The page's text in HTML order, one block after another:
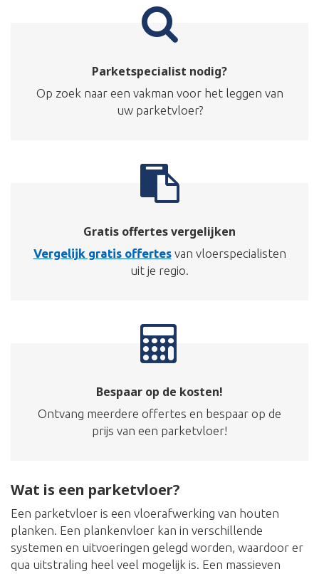
Parketspecialist nodig?
Op zoek naar een vakman voor het leggen van
uw parketvloer?
Gratis offertes vergelijken
Vergelijk gratis offertesvan vloerspecialisten
uit je regio.
Bespaar op de kosten!
Ontvang meerdere offertes en bespaar op de
prijs van een parketvloer!
Wat is een parketvloer?
Een parketvloer is een vloerafwerking van houten
planken. Een plankenvloer kan in verschillende
systemen en uitvoeringen gelegd worden, waardoor er
qua uitstraling heel veel mogelijk is. Een massieven